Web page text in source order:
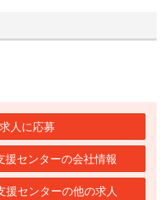
人に応募
援センターの会社情報
援センターの他の求人